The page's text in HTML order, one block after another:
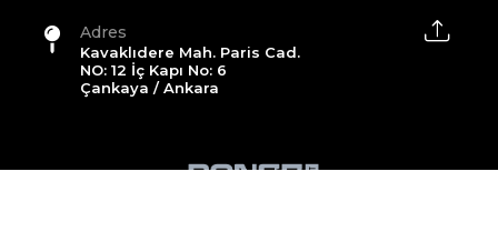
Adres
Kavaklıdere Mah. Paris Cad.
NO: 12 İç Kapı No: 6
Çankaya / Ankara